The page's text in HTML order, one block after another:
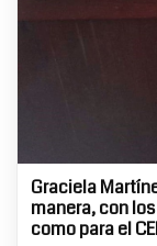
Graciela
manera, con
como para el